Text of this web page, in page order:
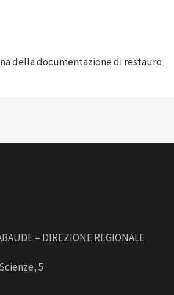
della documentazione di restauro
– DIREZIONE REGIONALE
5